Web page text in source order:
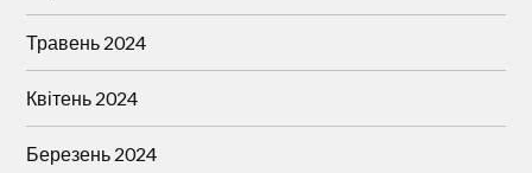
Травень 2024
Квітень 2024
Березень 2024